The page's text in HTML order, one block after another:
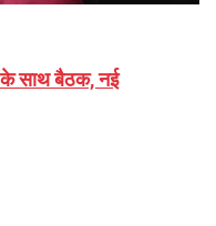
के साथ बैठक, नई